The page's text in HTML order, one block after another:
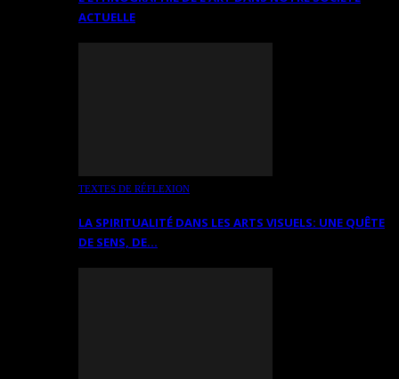
ACTUELLE
TEXTES DE RÉFLEXION
LA SPIRITUALITÉ DANS LES ARTS VISUELS: UNE QUÊTE
DE SENS, DE…